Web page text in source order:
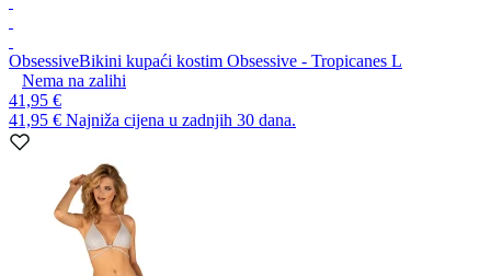
ObsessiveBikini kupaći kostim Obsessive - Tropicanes L
Nema na zalihi
41,95 €
41,95 € Najniža cijena u zadnjih 30 dana.